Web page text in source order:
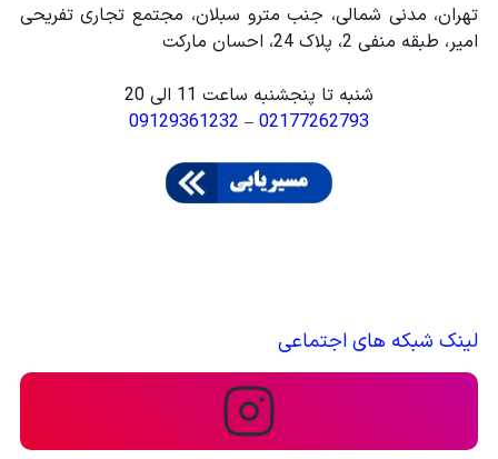
تهران، مدنی شمالی، جنب مترو سبلان، مجتمع تجاری تفریحی
امیر، طبقه منفی 2، پلاک 24، احسان مارکت
شنبه تا پنجشنبه ساعت 11 الی 20
02177262793
–
09129361232
لینک شبکه های اجتماعی